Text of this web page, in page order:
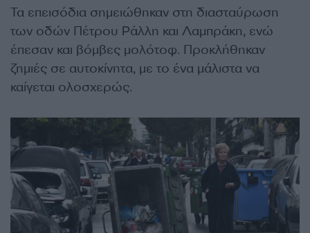
Τα επεισόδια σημειώθηκαν στη διασταύρωση
των οδών Πέτρου Ράλλη και Λαμπράκη, ενώ
έπεσαν και βόμβες μολότοφ. Προκλήθηκαν
ζημιές σε αυτοκίνητα, με το ένα μάλιστα να
καίγεται ολοσχερώς.